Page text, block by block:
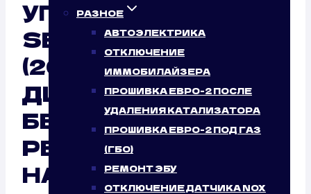
РАЗНОЕ
АВТОЭЛЕКТРИКА
ОТКЛЮЧЕНИЕ
ИММОБИЛАЙЗЕРА
ПРОШИВКА ЕВРО-2 ПОСЛЕ
УДАЛЕНИЯ КАТАЛИЗАТОРА
ПРОШИВКА ЕВРО-2 ПОД ГАЗ
(ГБО)
РЕМОНТ ЭБУ
ОТКЛЮЧЕНИЕ ДАТЧИКА NOX
УПРАВЛЕНИЯ (ЭБУ)
SEAT EXEO 2.0 TSI
(200 Л.С.)
ДИСТАНЦИОННО:
БЕЗУСЛОВНЫЙ
РЕЗУЛЬТАТ ОТ
НАШЕГО СЕРВИСА